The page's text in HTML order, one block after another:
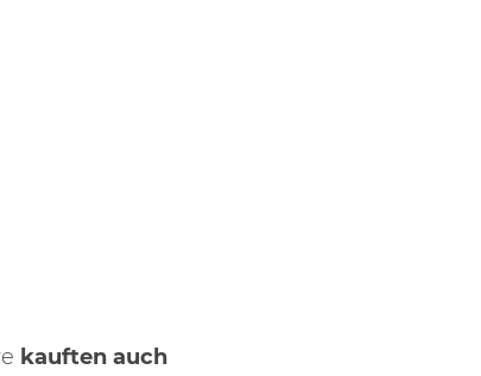
kauften auch